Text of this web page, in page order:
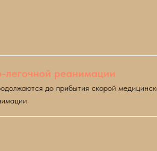
реанимации
до прибытия скорой